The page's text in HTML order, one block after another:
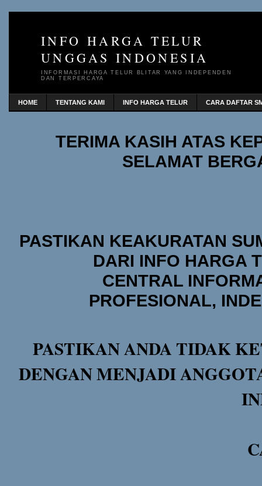
INFO HARGA TELUR
UNGGAS INDONESIA
INFORMASI HARGA TELUR BLITAR YANG INDEPENDEN
DAN TERPERCAYA
HOME TENTANG KAMI INFO HARGA TELUR CARA DAFTAR
TERIMA KASIH ATAS
SELAMAT
PASTIKAN KEAKURATAN
DARI INFO HARGA
CENTRAL
PROFESIONAL,
PASTIKAN ANDA TIDAK
DENGAN MENJADI